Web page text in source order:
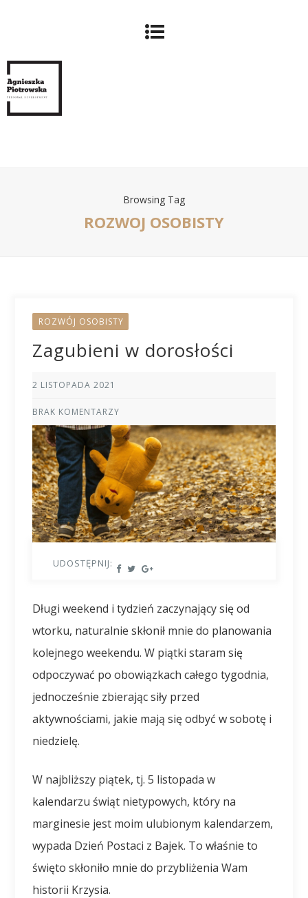
Browsing Tag
ROZWOJ OSOBISTY
ROZWÓJ OSOBISTY
Zagubieni w dorosłości
2 LISTOPADA 2021
BRAK KOMENTARZY
UDOSTĘPNIJ:
Długi weekend i tydzień zaczynający się od
wtorku, naturalnie skłonił mnie do planowania
kolejnego weekendu. W piątki staram się
odpoczywać po obowiązkach całego tygodnia,
jednocześnie zbierając siły przed
aktywnościami, jakie mają się odbyć w sobotę i
niedzielę.
W najbliższy piątek, tj. 5 listopada w
kalendarzu świąt nietypowych, który na
marginesie jest moim ulubionym kalendarzem,
wypada Dzień Postaci z Bajek. To właśnie to
święto skłoniło mnie do przybliżenia Wam
historii Krzysia.